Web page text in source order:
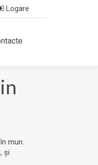
Logare
mun.
și